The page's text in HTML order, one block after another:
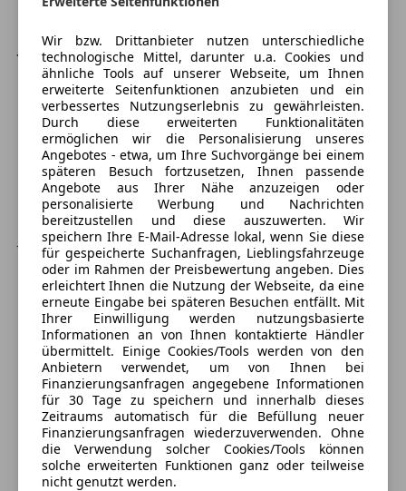
Jörg Sapper GmbH
Sternebewertung 4.5 von 5
4,5Sterne
(85% Weiterempfehlungen)
Anbieter auf AutoScout24 seit 2008
Bundesstraße 90,
8740 Zeltweg, AT
Kontakt
Jörg Sapper
Alle Fahrzeuge des Anbieters
Anbieter kontaktieren
Deine Nachricht
Wir bzw. Drittanbieter nutzen unterschiedliche
technologische Mittel, darunter u.a. Cookies und
ähnliche Tools auf unserer Webseite, um Ihnen
erweiterte Seitenfunktionen anzubieten und ein
verbessertes Nutzungserlebnis zu gewährleisten.
Durch diese erweiterten Funktionalitäten
ermöglichen wir die Personalisierung unseres
Angebotes - etwa, um Ihre Suchvorgänge bei einem
späteren Besuch fortzusetzen, Ihnen passende
Angebote aus Ihrer Nähe anzuzeigen oder
personalisierte Werbung und Nachrichten
bereitzustellen und diese auszuwerten. Wir
speichern Ihre E-Mail-Adresse lokal, wenn Sie diese
für gespeicherte Suchanfragen, Lieblingsfahrzeuge
oder im Rahmen der Preisbewertung angeben. Dies
erleichtert Ihnen die Nutzung der Webseite, da eine
erneute Eingabe bei späteren Besuchen entfällt. Mit
Ihrer Einwilligung werden nutzungsbasierte
Informationen an von Ihnen kontaktierte Händler
übermittelt. Einige Cookies/Tools werden von den
Anbietern verwendet, um von Ihnen bei
Finanzierungsanfragen angegebene Informationen
für 30 Tage zu speichern und innerhalb dieses
Zeitraums automatisch für die Befüllung neuer
Finanzierungsanfragen wiederzuverwenden. Ohne
die Verwendung solcher Cookies/Tools können
solche erweiterten Funktionen ganz oder teilweise
nicht genutzt werden.